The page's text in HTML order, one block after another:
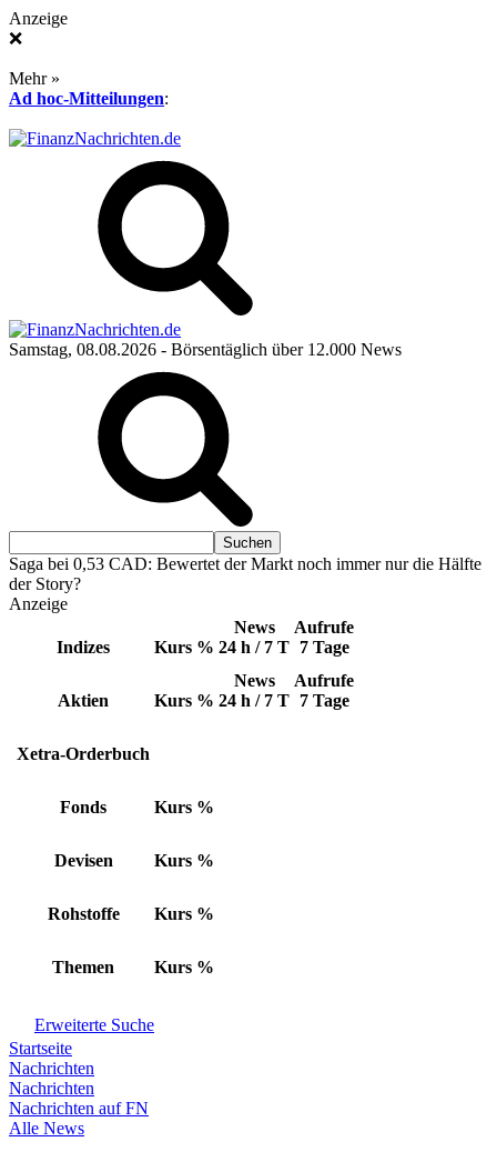
Anzeige
❌
Mehr »
Ad hoc-Mitteilungen:
Samstag, 08.08.2026 - Börsentäglich über 12.000 News
Saga bei 0,53 CAD: Bewertet der Markt noch immer nur die Hälfte
der Story?
Anzeige
Indizes Kurs %
News
24 h / 7 T
Aufrufe
7 Tage
Aktien Kurs %
News
24 h / 7 T
Aufrufe
7 Tage
Xetra-Orderbuch
Fonds Kurs %
Devisen Kurs %
Rohstoffe Kurs %
Themen Kurs %
Erweiterte Suche
Startseite
Nachrichten
Nachrichten
Nachrichten auf FN
Alle News